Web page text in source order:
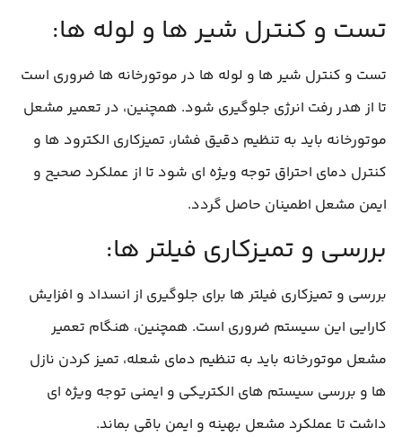
تست و کنترل شیر ها و لوله‌ ها:
تست و کنترل شیر ها و لوله‌ ها در موتورخانه ها ضروری است
تا از هدر رفت انرژی جلوگیری شود. همچنین، در تعمیر مشعل
موتورخانه باید به تنظیم دقیق فشار، تمیزکاری الکترود ها و
کنترل دمای احتراق توجه ویژه‌ ای شود تا از عملکرد صحیح و
ایمن مشعل اطمینان حاصل گردد.
بررسی و تمیزکاری فیلتر ها:
بررسی و تمیزکاری فیلتر ها برای جلوگیری از انسداد و افزایش
کارایی این سیستم‌ ضروری است. همچنین، هنگام تعمیر
مشعل موتورخانه باید به تنظیم دمای شعله، تمیز کردن نازل‌
ها و بررسی سیستم‌ های الکتریکی و ایمنی توجه ویژه‌ ای
داشت تا عملکرد مشعل بهینه و ایمن باقی بماند.